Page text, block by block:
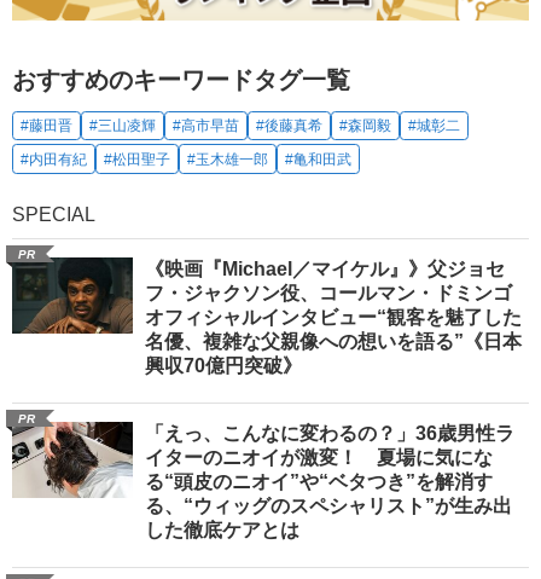
おすすめのキーワードタグ一覧
#藤田晋 #三山凌輝 #高市早苗 #後藤真希 #森岡毅
#城彰二
#内田有紀
#松田聖子 #玉木雄一郎 #亀和田武
SPECIAL
PR
《映画『Michael／マイケル』》父ジョセ
フ・ジャクソン役、コールマン・ドミンゴ
オフィシャルインタビュー“観客を魅了した
名優、複雑な父親像への想いを語る”《日本
興収70億円突破》
PR
「えっ、こんなに変わるの？」36歳男性ラ
イターのニオイが激変！ 夏場に気にな
る“頭皮のニオイ”や“ベタつき”を解消す
る、“ウィッグのスペシャリスト”が生み出
した徹底ケアとは